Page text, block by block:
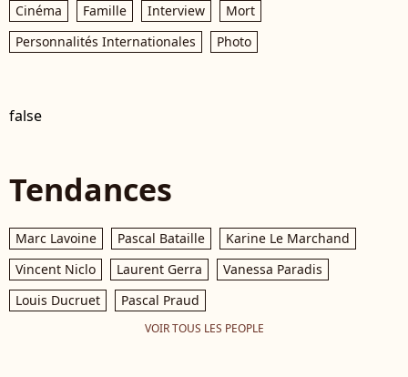
Cinéma Famille Interview
Mort
Personnalités Internationales
Photo
false
Tendances
Marc Lavoine Pascal Bataille
Karine Le Marchand
Vincent Niclo
Laurent Gerra
Vanessa Paradis
Louis Ducruet
Pascal Praud
VOIR TOUS LES PEOPLE